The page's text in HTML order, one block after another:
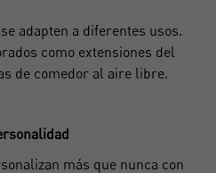
adapten a diferentes usos.
como extensiones del
de comedor al aire libre.
más que nunca con